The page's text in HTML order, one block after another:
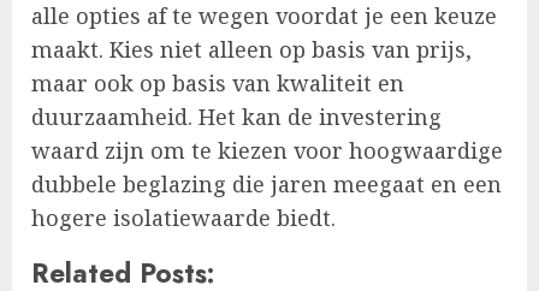
alle opties af te wegen voordat je een keuze
maakt. Kies niet alleen op basis van prijs,
maar ook op basis van kwaliteit en
duurzaamheid. Het kan de investering
waard zijn om te kiezen voor hoogwaardige
dubbele beglazing die jaren meegaat en een
hogere isolatiewaarde biedt.
Related Posts: